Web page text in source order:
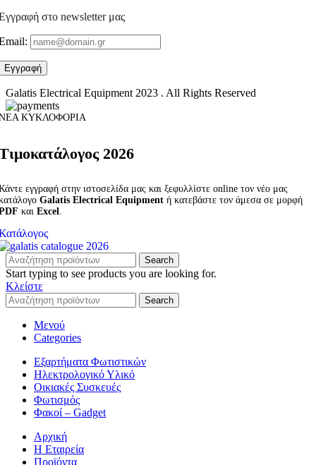
στο newsletter μας
Galatis Electrical Equipment2023 . All Rights Reserved
ΚΥΚΛΟΦΟΡΙΑ
2026
εγγραφή στην ιστοσελίδα μας και ξεφυλλίστε online τον νέο μας
Galatis Electrical Equipment ή κατεβάστε τον άμεσα σε μορφή
και Excel
Search
Start typing to see products you are looking for.
Κλείστε
Search
Μενού
Categories
Εξαρτήματα Φωτιστικών
Ηλεκτρολογικό Υλικό
Οικιακές Συσκευές
Φωτισμός
Φακοί – Gadget
Αρχική
Η Εταιρεία
Προϊόντα